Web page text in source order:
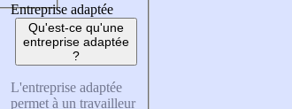
Entreprise adaptée
Qu'est-ce qu'une
entreprise adaptée
?
L'entreprise adaptée
permet à un travailleur